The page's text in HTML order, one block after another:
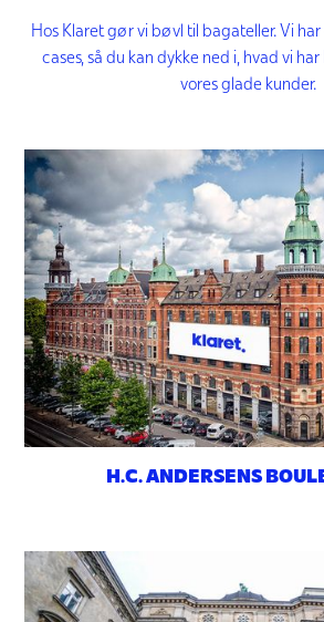
Hos Klaret gør vi bøvl til bagateller. Vi
cases, så du kan dykke ned i, hvad vi
vores glade kunder.
H.C. ANDERSENS